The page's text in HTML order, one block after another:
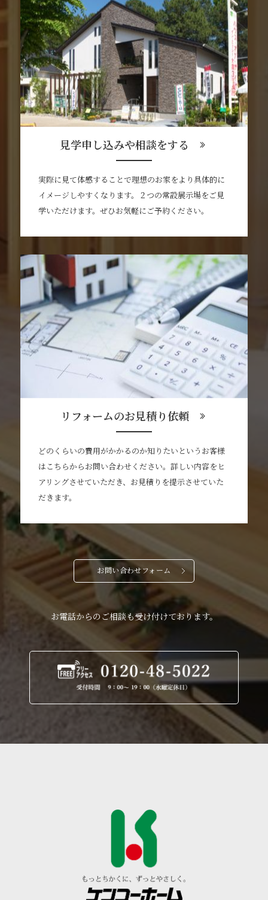
見学申し込みや相談をする
実際に見て体感することで理想のお家をより具体的に
イメージしやすくなります。２つの常設展示場をご見
学いただけます。ぜひお気軽にご予約ください。
リフォームのお見積り依頼
どのくらいの費用がかかるのか知りたいというお客様
はこちらからお問い合わせください。詳しい内容をヒ
アリングさせていただき、お見積りを提示させていた
だきます。
お問い合わせフォーム
お電話からのご相談も受け付けております。